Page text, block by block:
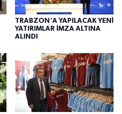
TRABZON'A YAPILACAK YENİ
YATIRIMLAR İMZA ALTINA
ALINDI